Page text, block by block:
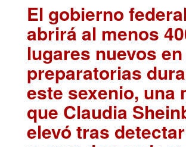
El gobierno
abrirá al menos
lugares nuevos en
preparatorias
este sexenio, una
que Claudia
elevó tras detectar